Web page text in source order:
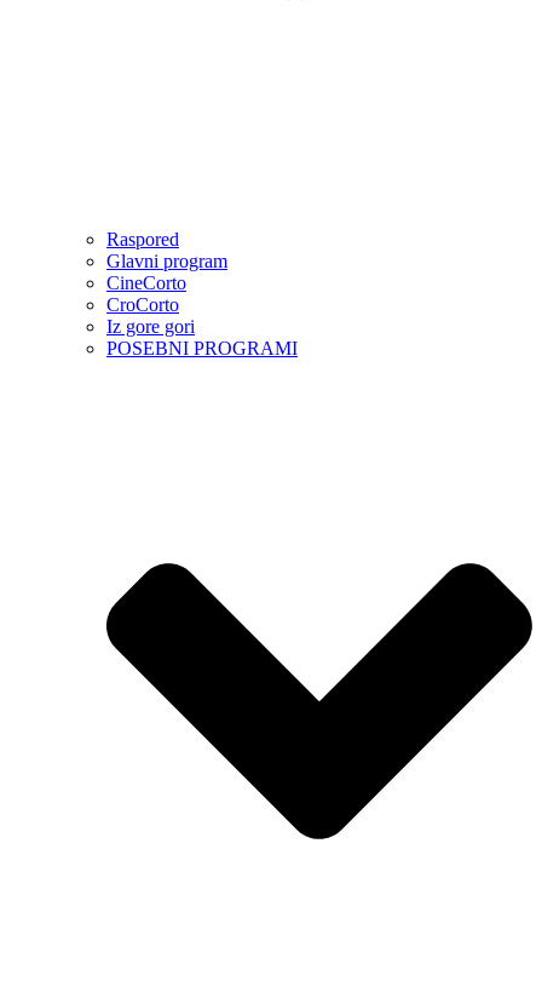
Raspored
Glavni program
CineCorto
CroCorto
Iz gore gori
POSEBNI PROGRAMI